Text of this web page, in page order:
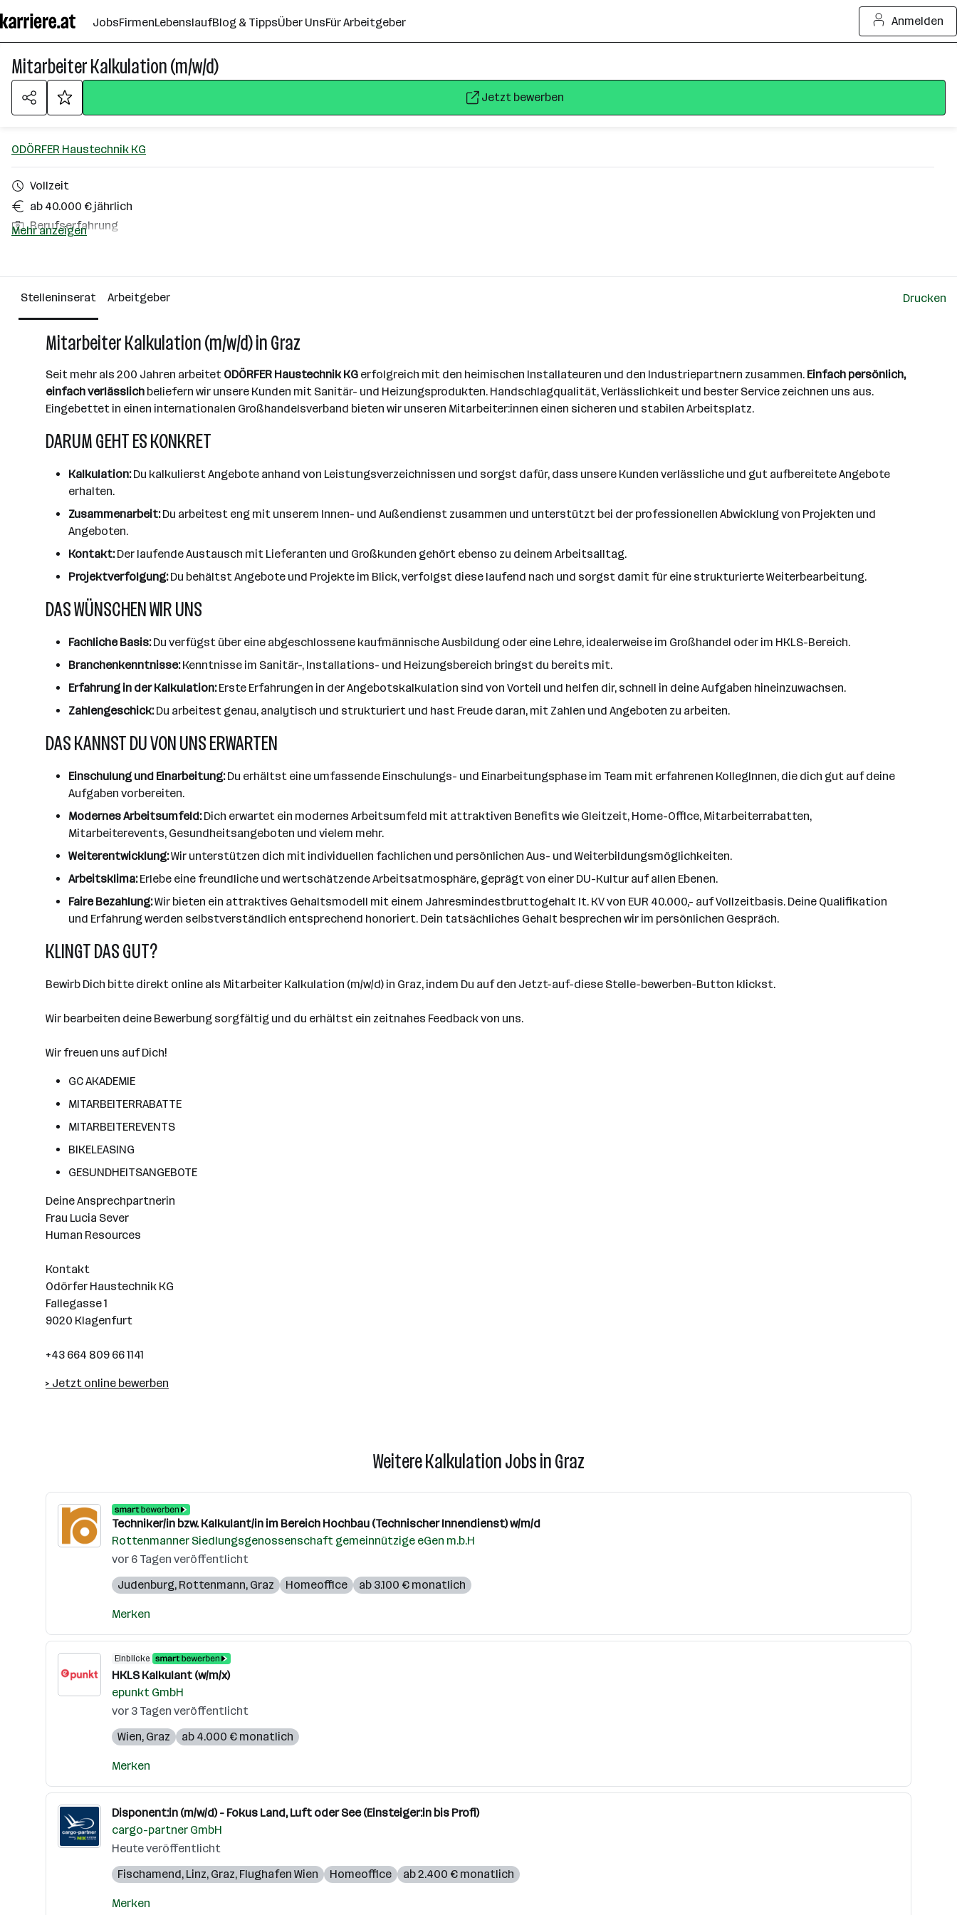
Seiteninhalt
springen
JobsFirmenLebenslaufBlog & TippsÜber UnsFür Arbeitgeber Anmelden
Mitarbeiter Kalkulation (m/w/d)
Jetzt bewerben
ODÖRFER Haustechnik KG
Vollzeit
ab 40.000 € jährlich
Berufserfahrung
101 - 500 Mitarbeiter*innen
Mehr anzeigen
Stelleninserat Arbeitgeber Drucken
Mitarbeiter Kalkulation (m/w/d) in Graz
Seit mehr als 200 Jahren arbeitet ODÖRFER Haustechnik KG erfolgreich mit den heimischen Installateuren und den Industriepartnern zusammen. Einfach persönlich,
einfach verlässlich beliefern wir unsere Kunden mit Sanitär- und Heizungsprodukten. Handschlagqualität, Verlässlichkeit und bester Service zeichnen uns aus.
Eingebettet in einen internationalen Großhandelsverband bieten wir unseren Mitarbeiter:innen einen sicheren und stabilen Arbeitsplatz.
DARUM GEHT ES KONKRET
Kalkulation:Du kalkulierst Angebote anhand von Leistungsverzeichnissen und sorgst dafür, dass unsere Kunden verlässliche und gut aufbereitete Angebote
erhalten.
Zusammenarbeit:Du arbeitest eng mit unserem Innen- und Außendienst zusammen und unterstützt bei der professionellen Abwicklung von Projekten und
Angeboten.
Kontakt:Der laufende Austausch mit Lieferanten und Großkunden gehört ebenso zu deinem Arbeitsalltag.
Projektverfolgung:Du behältst Angebote und Projekte im Blick, verfolgst diese laufend nach und sorgst damit für eine strukturierte Weiterbearbeitung.
DAS WÜNSCHEN WIR UNS
Fachliche Basis:Du verfügst über eine abgeschlossene kaufmännische Ausbildung oder eine Lehre, idealerweise im Großhandel oder im HKLS-Bereich.
Branchenkenntnisse:Kenntnisse im Sanitär-, Installations- und Heizungsbereich bringst du bereits mit.
Erfahrung in der Kalkulation:Erste Erfahrungen in der Angebotskalkulation sind von Vorteil und helfen dir, schnell in deine Aufgaben hineinzuwachsen.
Zahlengeschick:Du arbeitest genau, analytisch und strukturiert und hast Freude daran, mit Zahlen und Angeboten zu arbeiten.
DAS KANNST DU VON UNS ERWARTEN
Einschulung und Einarbeitung:Du erhältst eine umfassende Einschulungs- und Einarbeitungsphase im Team mit erfahrenen KollegInnen, die dich gut auf deine
Aufgaben vorbereiten.
Modernes Arbeitsumfeld:Dich erwartet ein modernes Arbeitsumfeld mit attraktiven Benefits wie Gleitzeit, Home-Office, Mitarbeiterrabatten,
Mitarbeiterevents, Gesundheitsangeboten und vielem mehr.
Weiterentwicklung:Wir unterstützen dich mit individuellen fachlichen und persönlichen Aus- und Weiterbildungsmöglichkeiten.
Arbeitsklima:Erlebe eine freundliche und wertschätzende Arbeitsatmosphäre, geprägt von einer DU-Kultur auf allen Ebenen.
Faire Bezahlung:Wir bieten ein attraktives Gehaltsmodell mit einem Jahresmindestbruttogehalt lt. KV von EUR 40.000,- auf Vollzeitbasis. Deine Qualifikation
und Erfahrung werden selbstverständlich entsprechend honoriert. Dein tatsächliches Gehalt besprechen wir im persönlichen Gespräch.
KLINGT DAS GUT?
Bewirb Dich bitte direkt online als Mitarbeiter Kalkulation (m/w/d) in Graz, indem Du auf den Jetzt-auf-diese Stelle-bewerben-Button klickst.
Wir bearbeiten deine Bewerbung sorgfältig und du erhältst ein zeitnahes Feedback von uns.
Wir freuen uns auf Dich!
GC AKADEMIE
MITARBEITERRABATTE
MITARBEITEREVENTS
BIKELEASING
GESUNDHEITSANGEBOTE
Deine Ansprechpartnerin
Frau Lucia Sever
Human Resources
Kontakt
Odörfer Haustechnik KG
Fallegasse 1
9020 Klagenfurt
+43 664 809 66 1141
> Jetzt online bewerben
Weitere Kalkulation Jobs in Graz
Techniker/in bzw. Kalkulant/in im Bereich Hochbau (Technischer Innendienst) w/m/d
Rottenmanner Siedlungsgenossenschaft gemeinnützige eGen m.b.H
vor 6 Tagen veröffentlicht
Judenburg, Rottenmann, Graz Homeoffice ab 3.100 € monatlich
Merken
Einblicke
HKLS Kalkulant (w/m/x)
epunkt GmbH
vor 3 Tagen veröffentlicht
Wien, Graz ab 4.000 € monatlich
Merken
Disponent:in (m/w/d) - Fokus Land, Luft oder See (Einsteiger:in bis Profi)
cargo-partner GmbH
Heute veröffentlicht
Fischamend, Linz, Graz, Flughafen Wien Homeoffice ab 2.400 € monatlich
Merken